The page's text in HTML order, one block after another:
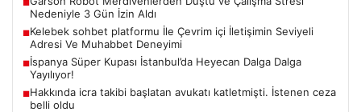
■
Nedeniyle 3 Gün İzin Aldı
■Kelebek sohbet platformu İle Çevrim içi İletişimin Seviyeli
Adresi Ve Muhabbet Deneyimi
■İspanya Süper Kupası İstanbul’da Heyecan Dalga Dalga
Yayılıyor!
■Hakkında icra takibi başlatan avukatı katletmişti. İstenen ceza
belli oldu